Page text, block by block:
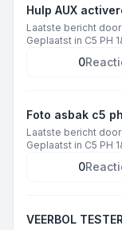
Hulp AUX
Laatste bericht door
Geplaatst in C5 PH
0
Foto asbak c5
Laatste bericht door
Geplaatst in C5 PH
0
VEERBOL TESTER